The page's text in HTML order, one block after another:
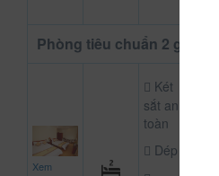
Phòng tiêu chuẩn 2 giường
Xem
Két
sắt an
toàn
Dép